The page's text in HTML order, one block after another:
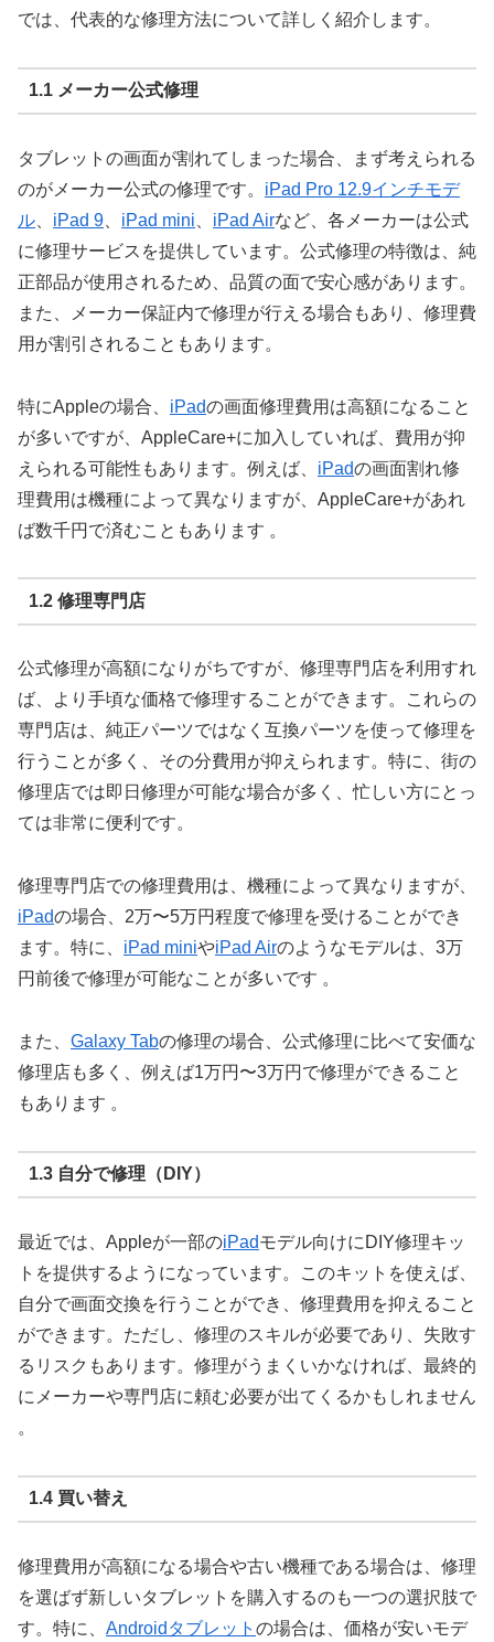
では、代表的な修理方法について詳しく紹介します。
1.1 メーカー公式修理
タブレットの画面が割れてしまった場合、まず考えられる
のがメーカー公式の修理です。 iPad Pro 12.9インチモデ
ル
iPad 9 iPad mini iPad Airなど、各メーカーは公式
に修理サービスを提供しています。公式修理の特徴は、純
正部品が使用されるため、品質の面で安心感があります。
また、メーカー保証内で修理が行える場合もあり、修理費
用が割引されることもあります。
特にAppleの場合、 iPadの画面修理費用は高額になること
が多いですが、AppleCare+に加入していれば、費用が抑
えられる可能性もあります。例えば、 iPadの画面割れ修
理費用は機種によって異なりますが、AppleCare+があれ
ば数千円で済むこともあります 。
1.2 修理専門店
公式修理が高額になりがちですが、修理専門店を利用すれ
ば、より手頃な価格で修理することができます。これらの
専門店は、純正パーツではなく互換パーツを使って修理を
行うことが多く、その分費用が抑えられます。特に、街の
修理店では即日修理が可能な場合が多く、忙しい方にとっ
ては非常に便利です。
修理専門店での修理費用は、機種によって異なりますが、
iPadの場合、2万〜5万円程度で修理を受けることができ
ます。特に、 iPad miniやiPad Airのようなモデルは、3万
円前後で修理が可能なことが多いです 。
また、 Galaxy Tabの修理の場合、公式修理に比べて安価な
修理店も多く、例えば1万円〜3万円で修理ができること
もあります 。
1.3 自分で修理（DIY）
最近では、Appleが一部のiPadモデル向けにDIY修理キッ
トを提供するようになっています。このキットを使えば、
自分で画面交換を行うことができ、修理費用を抑えること
ができます。ただし、修理のスキルが必要であり、失敗す
るリスクもあります。修理がうまくいかなければ、最終的
にメーカーや専門店に頼む必要が出てくるかもしれません
。
1.4 買い替え
修理費用が高額になる場合や古い機種である場合は、修理
を選ばず新しいタブレットを購入するのも一つの選択肢で
す。特に、 Androidタブレット の場合は、価格が安いモデ